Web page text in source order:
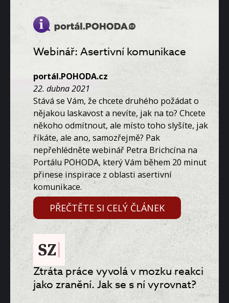
Webinář: Asertivní komunikace
portál.POHODA.cz
22. dubna 2021
Stává se Vám, že chcete druhého požádat o
nějakou laskavost a nevíte, jak na to? Chcete
někoho odmítnout, ale místo toho slyšíte, jak
říkáte, ale ano, samozřejmě? Pak
nepřehlédněte webinář Petra Brichcína na
Portálu POHODA, který Vám během 20 minut
přinese inspirace z oblasti asertivní
komunikace.
PŘEČTĚTE SI CELÝ ČLÁNEK
Ztráta práce vyvolá v mozku reakci
jako zranění. Jak se s ní vyrovnat?